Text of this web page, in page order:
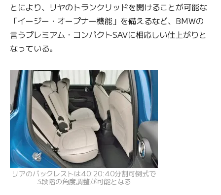
とにより、リヤのトランクリッドを開けることが可能な
「イージー・オープナー機能」を備えるなど、BMWの
言うプレミアム・コンパクトSAVに相応しい仕上がりと
なっている。
リアのバックレストは40:20:40分割可倒式で
3段階の角度調整が可能となる